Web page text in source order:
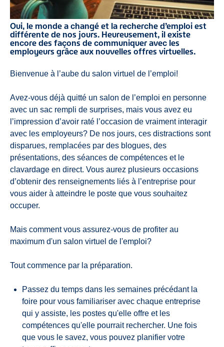
Oui, le monde a changé et la recherche d’emploi est
différente de nos jours. Heureusement, il existe
encore des façons de communiquer avec les
employeurs grâce aux nouvelles offres virtuelles.
Bienvenue à l’aube du salon virtuel de l’emploi!
Avez-vous déjà quitté un salon de l’emploi en personne
avec un sac rempli de surprises, mais vous avez eu
l’impression d’avoir raté l’occasion de vraiment interagir
avec les employeurs? De nos jours, ces distractions sont
disparues, remplacées par des blogues, des
présentations, des séances de compétences et le
clavardage en direct. Vous aurez plusieurs occasions
d’obtenir des renseignements liés à l’entreprise pour
vous aider à atteindre le poste que vous souhaitez
occuper.
Mais comment vous assurez-vous de profiter au
maximum d'un salon virtuel de l'emploi?
Tout commence par la préparation.
Passez du temps dans les semaines précédant la
foire pour vous familiariser avec chaque entreprise
qui y assiste, les postes qu'elle offre et les
compétences qu'elle pourrait rechercher. Une fois
que vous le savez, vous pouvez planifier votre